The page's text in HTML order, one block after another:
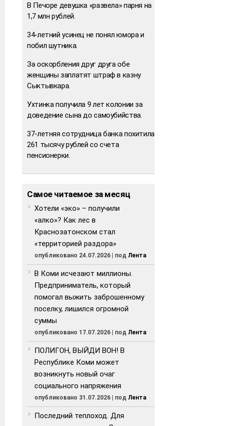
В Печоре девушка «развела» парня на
1,7 млн рублей.
34-летний усинец не понял юмора и
побил шутника.
За оскорбления друг друга обе
женщины заплатят штраф в казну
Сыктывкара.
Ухтинка получила 9 лет колонии за
доведение сына до самоубийства.
37-летняя сотрудница банка похитила
261 тысячу рублей со счета
пенсионерки.
Самое читаемое за месяц
Хотели «эко» – получили
«алко»? Как лес в
Краснозатонском стал
«территорией раздора»
опубликовано 24.07.2026 | под Лента
В Коми исчезают миллионы.
Предприниматель, который
помогал выжить заброшенному
поселку, лишился огромной
суммы
опубликовано 17.07.2026 | под Лента
ПОЛИГОН, ВЫЙДИ ВОН! В
Республике Коми может
возникнуть новый очаг
социального напряжения
опубликовано 31.07.2026 | под Лента
Последний теплоход. Для